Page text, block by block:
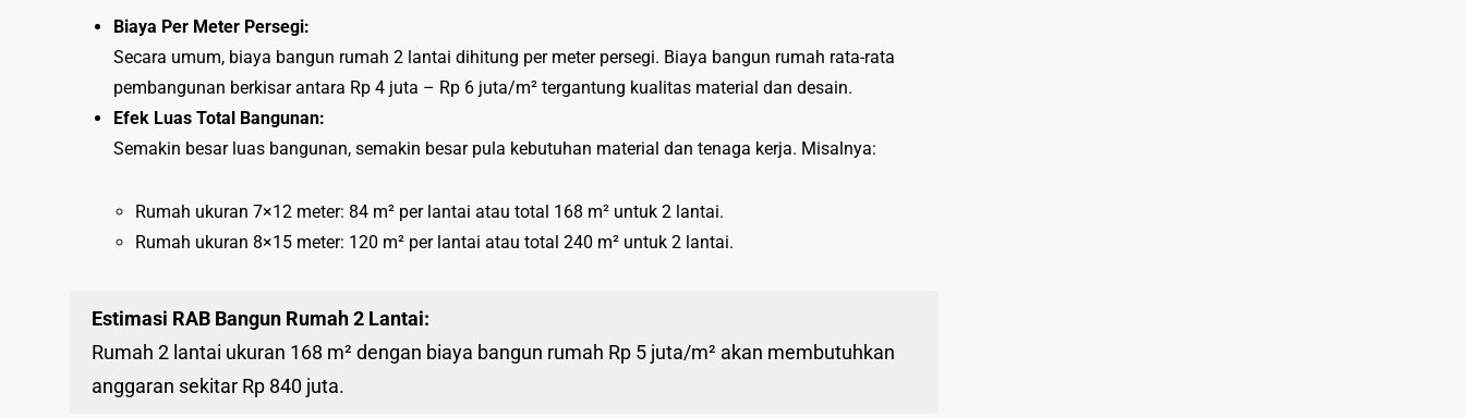
Biaya Per Meter Persegi:
Secara umum, biaya bangun rumah 2 lantai dihitung per meter persegi. Biaya bangun rumah rata-rata
pembangunan berkisar antara Rp 4 juta – Rp 6 juta/m² tergantung kualitas material dan desain.
Efek Luas Total Bangunan:
Semakin besar luas bangunan, semakin besar pula kebutuhan material dan tenaga kerja. Misalnya:
Rumah ukuran 7×12 meter: 84 m² per lantai atau total 168 m² untuk 2 lantai.
Rumah ukuran 8×15 meter: 120 m² per lantai atau total 240 m² untuk 2 lantai.
Estimasi RAB Bangun Rumah 2 Lantai:
Rumah 2 lantai ukuran 168 m² dengan biaya bangun rumah Rp 5 juta/m² akan membutuhkan
anggaran sekitar Rp 840 juta.